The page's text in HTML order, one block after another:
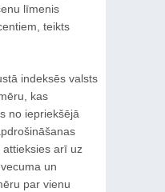
līmenis
teikts
indeksēs valsts
kas
no iepriekšējā
attieksies arī uz
un
par vienu